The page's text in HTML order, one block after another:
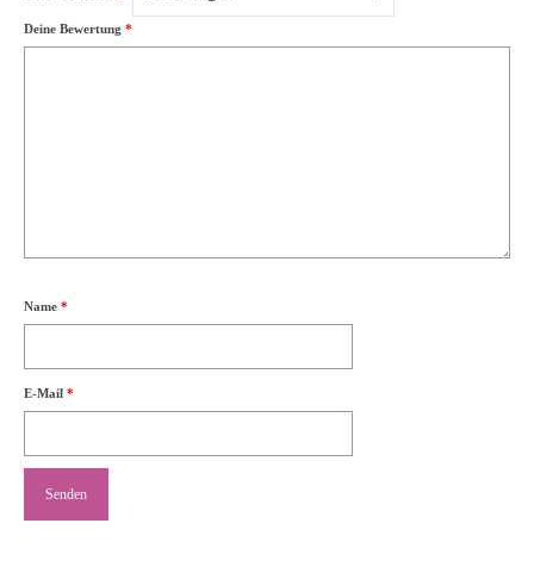
Deine Bewertung *
Name *
E-Mail *